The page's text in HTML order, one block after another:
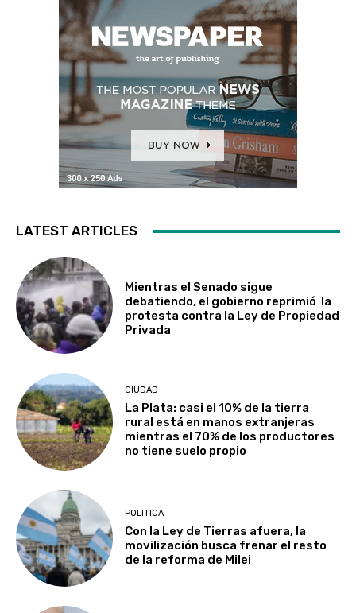
LATEST ARTICLES
Mientras el Senado sigue
debatiendo, el gobierno reprimió la
protesta contra la Ley de Propiedad
Privada
CIUDAD
La Plata: casi el 10% de la tierra
rural está en manos extranjeras
mientras el 70% de los productores
no tiene suelo propio
POLITICA
Con la Ley de Tierras afuera, la
movilización busca frenar el resto
de la reforma de Milei